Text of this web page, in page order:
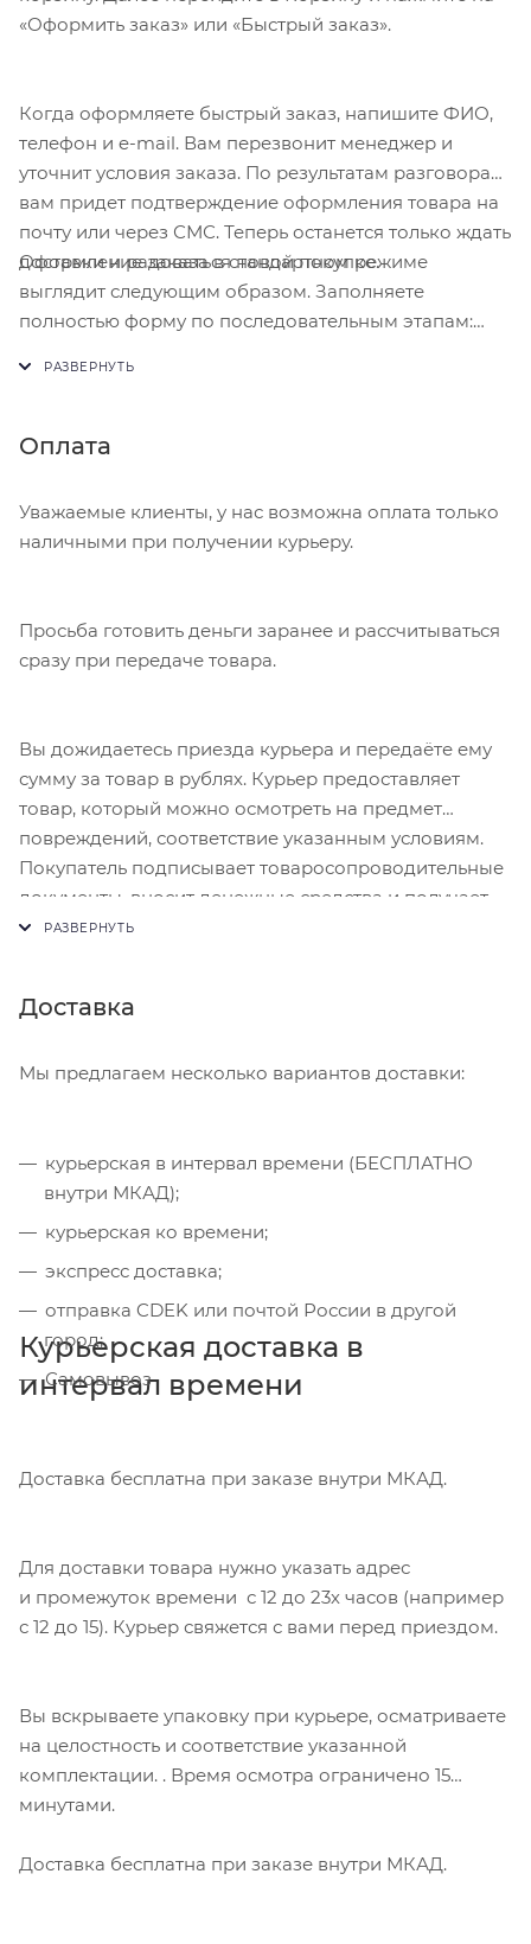
«Оформить заказ» или «Быстрый заказ».
Когда оформляете быстрый заказ, напишите ФИО,
телефон и e-mail. Вам перезвонит менеджер и
уточнит условия заказа. По результатам разговора
вам придет подтверждение оформления товара на
почту или через СМС. Теперь останется только ждать
доставки и радоваться новой покупке.
Оформление заказа в стандартном режиме
выглядит следующим образом. Заполняете
полностью форму по последовательным этапам:
Нажмите кнопку «Оформить заказ».
Оплата
Уважаемые клиенты, у нас возможна оплата только
наличными при получении курьеру.
Просьба готовить деньги заранее и рассчитываться
сразу при передаче товара.
Вы дожидаетесь приезда курьера и передаёте ему
сумму за товар в рублях. Курьер предоставляет
товар, который можно осмотреть на предмет
повреждений, соответствие указанным условиям.
Покупатель подписывает товаросопроводительные
документы, вносит денежные средства и получает
чек.
Доставка
Мы предлагаем несколько вариантов доставки:
курьерская в интервал времени (БЕСПЛАТНО
внутри МКАД);
курьерская ко времени;
экспресс доставка;
отправка CDEK или почтой России в другой
город;
Самовывоз
Курьерская доставка в
интервал времени
Доставка бесплатна при заказе внутри МКАД.
Для доставки товара нужно указать адрес
и промежуток времени с 12 до 23х часов (например
с 12 до 15). Курьер свяжется с вами перед приездом.
Вы вскрываете упаковку при курьере, осматриваете
на целостность и соответствие указанной
комплектации. . Время осмотра ограничено 15
минутами.
Доставка бесплатна при заказе внутри МКАД.